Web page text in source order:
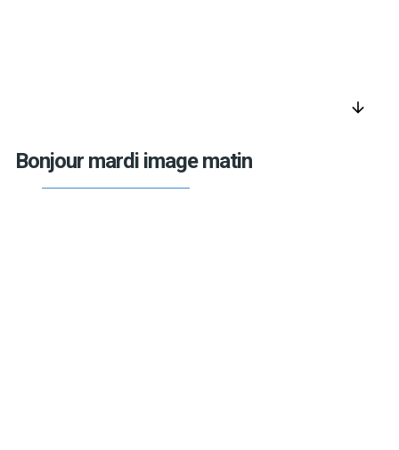
arrow_downward
Bonjour mardi image matin